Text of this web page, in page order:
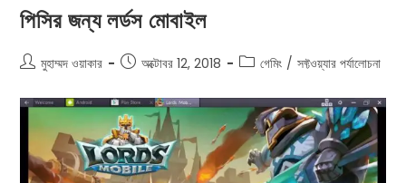
পিসির জন্য লর্ডস মোবাইল
মুহাম্মদ ওয়াকার অক্টোবর 12, 2018 গেমিং / সফ্টওয়্যার পর্যালোচনা